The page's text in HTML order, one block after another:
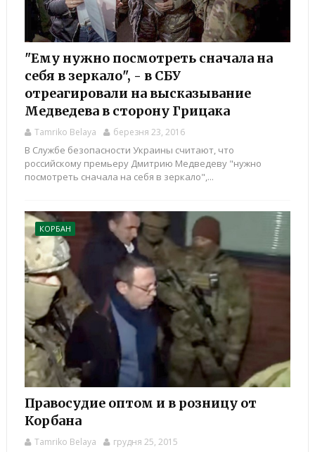
"Ему нужно посмотреть сначала на
себя в зеркало", - в СБУ
отреагировали на высказывание
Медведева в сторону Грицака
Tamriko Belaya березня 23, 2016
В Службе безопасности Украины считают, что
российскому премьеру Дмитрию Медведеву "нужно
посмотреть сначала на себя в зеркало",...
КОРБАН
Правосудие оптом и в розницу от
Корбана
Tamriko Belaya грудня 25, 2015